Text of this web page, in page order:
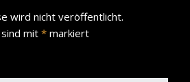
wird nicht veröffentlicht.
mit * markiert